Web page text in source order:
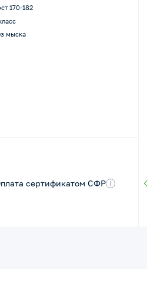
170-182
мыска
сертификатом СФР i